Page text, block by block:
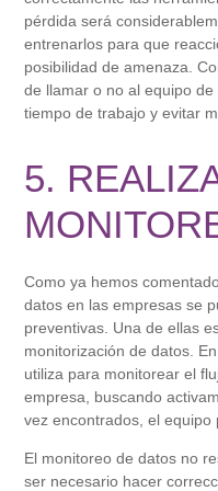
pérdida será
entrenarlos para que
posibilidad de amenaza.
de llamar o no al equipo
tiempo de trabajo y evitar
5.
Como ya hemos
datos en las empresas se
preventivas. Una de ellas
monitorización de datos.
utiliza para monitorear el
empresa, buscando
vez encontrados, el equipo
El monitoreo de datos no
ser necesario hacer